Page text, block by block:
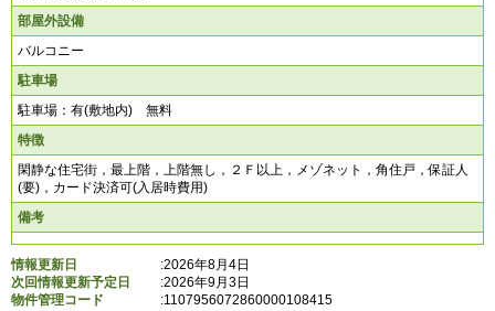
部屋外設備
バルコニー
駐車場
駐車場：有(敷地内) 無料
特徴
閑静な住宅街，最上階，上階無し，２Ｆ以上，メゾネット，角住戸，保証人
(要)，カード決済可(入居時費用)
備考
情報更新日
:2026年8月4日
次回情報更新予定日
:2026年9月3日
物件管理コード
:1107956072860000108415